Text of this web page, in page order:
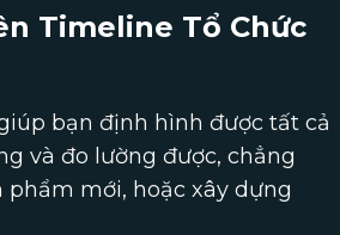
Timeline Tổ Chức
bạn định hình được tất cả
và đo lường được, chẳng
mới, hoặc xây dựng